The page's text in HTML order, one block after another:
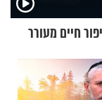
חיים מעורר